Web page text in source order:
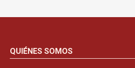
QUIÉNES SOMOS